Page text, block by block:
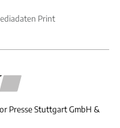
Print
Presse Stuttgart GmbH &